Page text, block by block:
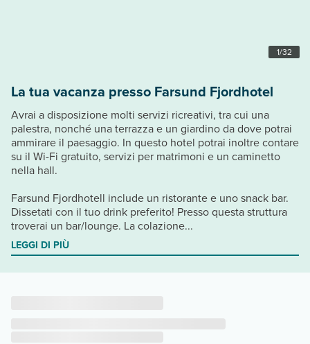
1/32
La tua vacanza presso Farsund Fjordhotel
Avrai a disposizione molti servizi ricreativi, tra cui una
palestra, nonché una terrazza e un giardino da dove potrai
ammirare il paesaggio. In questo hotel potrai inoltre contare
su il Wi-Fi gratuito, servizi per matrimoni e un caminetto
nella hall.
Farsund Fjordhotell include un ristorante e uno snack bar.
Dissetati con il tuo drink preferito! Presso questa struttura
troverai un bar/lounge. La colazione...
LEGGI DI PIÙ